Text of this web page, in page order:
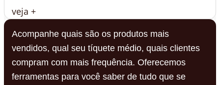
veja +
Acompanhe quais são os produtos mais
vendidos, qual seu tíquete médio, quais clientes
compram com mais frequência. Oferecemos
ferramentas para você saber de tudo que se